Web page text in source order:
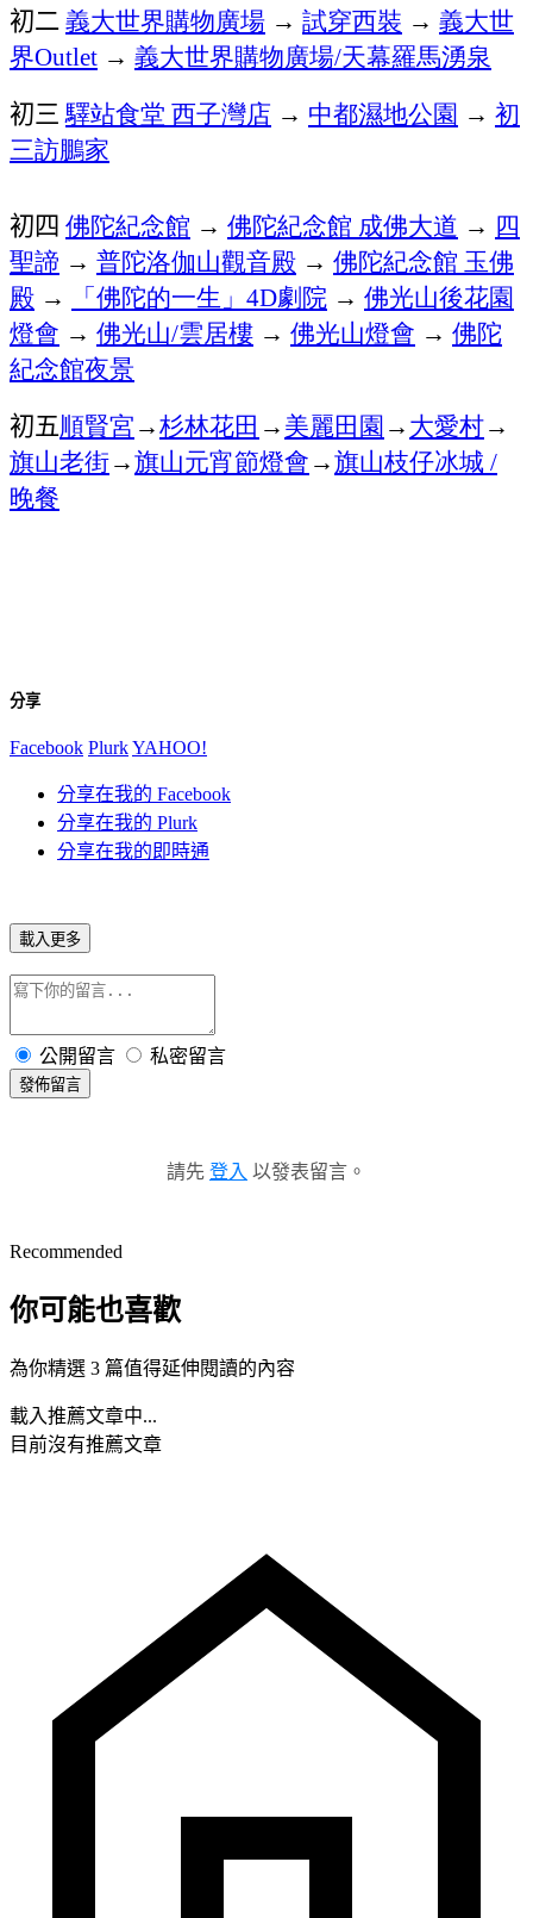
初二義大世界購物廣場 → 試穿西裝 → 義大世
界Outlet → 義大世界購物廣場/天幕羅馬湧泉
初三 驛站食堂 西子灣店 → 中都濕地公園 → 初
三訪鵬家
初四 佛陀紀念館 → 佛陀紀念館 成佛大道 → 四
聖諦 → 普陀洛伽山觀音殿 → 佛陀紀念館 玉佛
殿 → 「佛陀的一生」 4D劇院 → 佛光山後花園
燈會 → 佛光山/雲居樓 → 佛光山燈會 → 佛陀
紀念館夜景
初五順賢宮→杉林花田 →美麗田園→大愛村→
旗山老街→旗山元宵節燈會→旗山枝仔冰城 /
晚餐
分享
Facebook PlurkYAHOO!
分享在我的 Facebook
分享在我的 Plurk
分享在我的即時通
載入更多
公開留言 私密留言
發佈留言
請先 登入 以發表留言。
Recommended
你可能也喜歡
為你精選 3 篇值得延伸閱讀的內容
載入推薦文章中...
目前沒有推薦文章